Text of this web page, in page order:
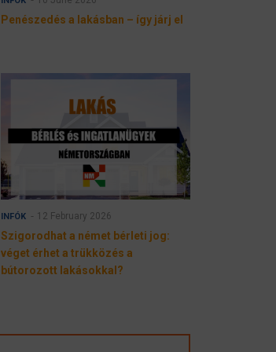
Penészedés a lakásban – így járj el
INFÓK 12 February 2026
Szigorodhat a német bérleti jog:
véget érhet a trükközés a
bútorozott lakásokkal?